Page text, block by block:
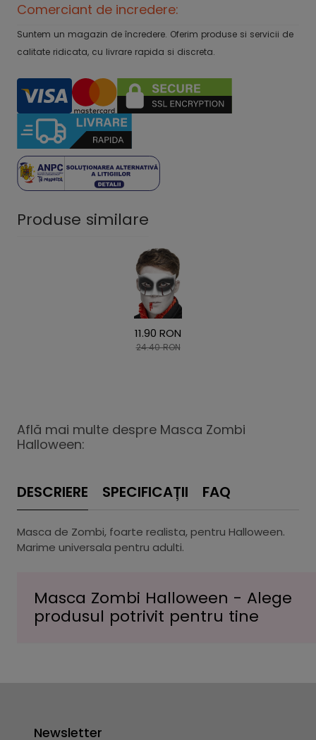
Comerciant de incredere:
Suntem un magazin de încredere. Oferim produse si servicii de
calitate ridicata, cu livrare rapida si discreta.
Produse similare
11.90 RON
24.40 RON
Află mai multe despre Masca Zombi
Halloween:
DESCRIERE SPECIFICAȚII FAQ
Masca de Zombi, foarte realista, pentru Halloween.
Marime universala pentru adulti.
Masca Zombi Halloween - Alege
produsul potrivit pentru tine
Newsletter